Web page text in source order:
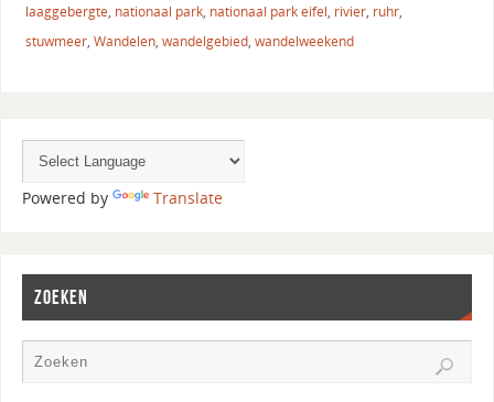
laaggebergte, nationaal park, nationaal park eifel, rivier, ruhr,
stuwmeer, Wandelen, wandelgebied, wandelweekend
Powered by Translate
ZOEKEN